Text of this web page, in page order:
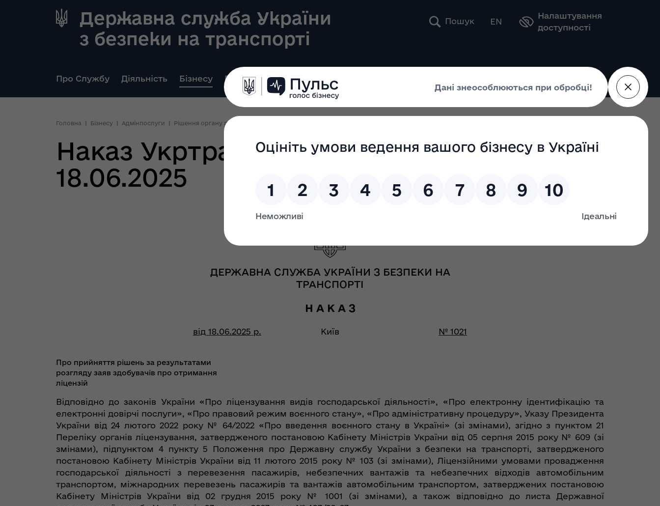
Державна служба України
з безпеки на транспорті
Пошук Оберіть свою мову
EN
Налаштування
доступності
Про Службу Діяльність Бізнесу Реєстри Громадянам
Головна Бізнесу Адмінпослуги Рішення органу ліцензування
Наказ Укртрансбезпеки № 1021 від
18.06.2025
ДЕРЖАВНА СЛУЖБА УКРАЇНИ З БЕЗПЕКИ НА
ТРАНСПОРТІ
Н А К А З
від 18.06.2025 р. Київ № 1021
Про прийняття рішень за результатами
розгляду заяв здобувачів про отримання
ліцензій
Відповідно до законів України «Про ліцензування видів господарської діяльності», «Про електронну ідентифікацію та
електронні довірчі послуги», «Про правовий режим воєнного стану», «Про адміністративну процедуру», Указу Президента
України від 24 лютого 2022 року № 64/2022 «Про введення воєнного стану в Україні» (зі змінами), згідно з пунктом 21
Переліку органів ліцензування, затвердженого постановою Кабінету Міністрів України від 05 серпня 2015 року № 609 (зі
змінами), підпунктом 4 пункту 5 Положення про Державну службу України з безпеки на транспорті, затвердженого
постановою Кабінету Міністрів України від 11 лютого 2015 року № 103 (зі змінами), Ліцензійними умовами провадження
господарської діяльності з перевезення пасажирів, небезпечних вантажів та небезпечних відходів автомобільним
транспортом, міжнародних перевезень пасажирів та вантажів автомобільним транспортом, затверджених постановою
Кабінету Міністрів України від 02 грудня 2015 року № 1001 (зі змінами), а також відповідно до листа Державної